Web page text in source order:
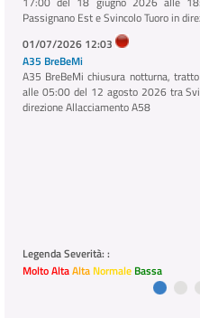
Passignano Est e Svincolo Tuoro in
01/07/2026 12:03
A35 BreBeMi
A35 BreBeMi chiusura notturna,
alle 05:00 del 12 agosto 2026 tra
direzione Allacciamento A58
Legenda Severità: :
Molto AltaAlta Normale Bassa